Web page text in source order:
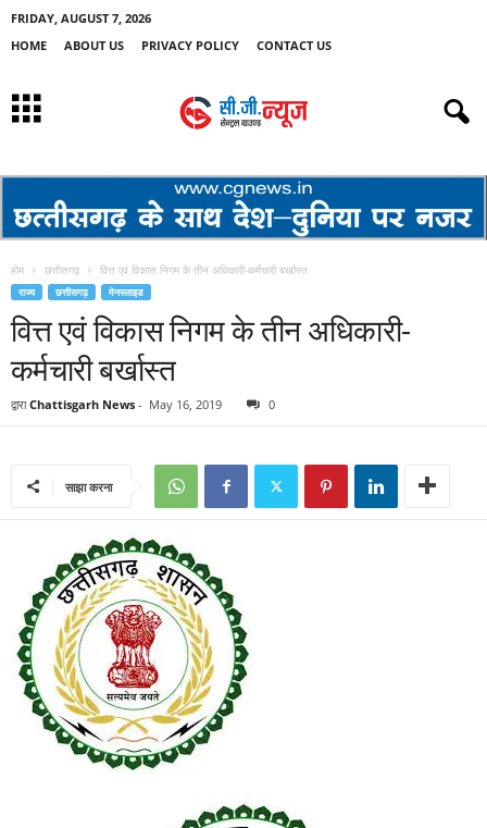
FRIDAY, AUGUST 7, 2026
HOME
ABOUT US PRIVACY POLICY CONTACT US
होम छत्तीसगढ़ वित्त एवं विकास निगम के तीन अधिकारी-कर्मचारी बर्खास्त
राज्य छत्तीसगढ़ मेनस्लाइड
वित्त एवं विकास निगम के तीन अधिकारी-
कर्मचारी बर्खास्त
द्वारा Chattisgarh News - May 16, 2019 0
साझा करना